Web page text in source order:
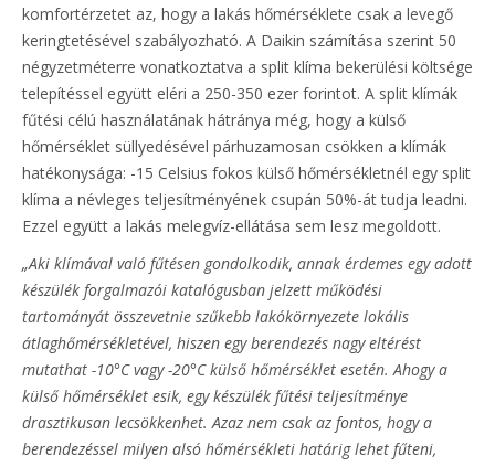
komfortérzetet az, hogy a lakás hőmérséklete csak a levegő
keringtetésével szabályozható. A Daikin számítása szerint 50
négyzetméterre vonatkoztatva a split klíma bekerülési költsége
telepítéssel együtt eléri a 250-350 ezer forintot. A split klímák
fűtési célú használatának hátránya még, hogy a külső
hőmérséklet süllyedésével párhuzamosan csökken a klímák
hatékonysága: -15 Celsius fokos külső hőmérsékletnél egy split
klíma a névleges teljesítményének csupán 50%-át tudja leadni.
Ezzel együtt a lakás melegvíz-ellátása sem lesz megoldott.
„Aki klímával való fűtésen gondolkodik, annak érdemes egy adott
készülék forgalmazói katalógusban jelzett működési
tartományát összevetnie szűkebb lakókörnyezete lokális
átlaghőmérsékletével, hiszen egy berendezés nagy eltérést
mutathat -10°C vagy -20°C külső hőmérséklet esetén. Ahogy a
külső hőmérséklet esik, egy készülék fűtési teljesítménye
drasztikusan lecsökkenhet. Azaz nem csak az fontos, hogy a
berendezéssel milyen alsó hőmérsékleti határig lehet fűteni,